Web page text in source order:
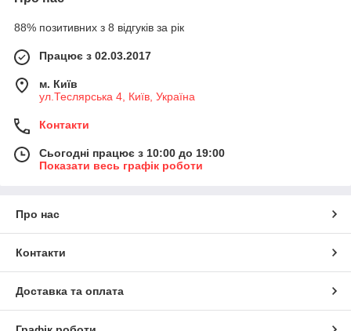
88% позитивних з 8 відгуків за рік
Працює з 02.03.2017
м. Київ
ул.Теслярська 4, Київ, Україна
Контакти
Сьогодні працює з 10:00 до 19:00
Показати весь графік роботи
Про нас
Контакти
Доставка та оплата